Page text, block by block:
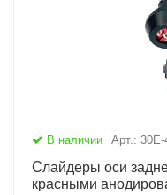
В наличии Арт.: 30E-
Слайдеры оси
красными